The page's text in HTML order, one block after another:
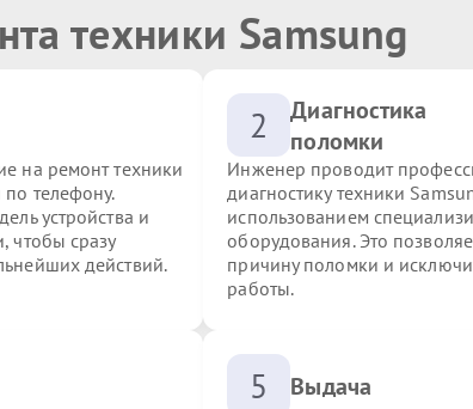
техники Samsung
на ремонт техники
телефону.
устройства и
чтобы сразу
действий.
2
Диагностика
поломки
Инженер проводит
диагностику техники
использованием
оборудования. Это
причину поломки и
работы.
5 Выдача